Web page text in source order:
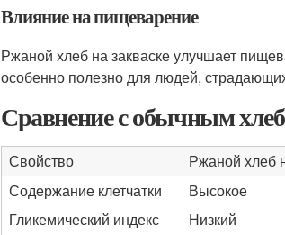
Влияние на пищеварение
Ржаной хлеб на закваске улучшает
особенно полезно для людей,
Сравнение с обычным
Свойство Ржаной хлеб
Содержание клетчатки
Высокое
Гликемический индекс
Низкий